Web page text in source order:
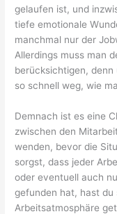
gelaufen ist, und
tiefe emotionale
manchmal nur der
Allerdings muss man
berücksichtigen,
so schnell weg, wie
Demnach ist es eine
zwischen den
wenden, bevor die
sorgst, dass jeder
oder eventuell auch
gefunden hat, hast
Arbeitsatmosphäre